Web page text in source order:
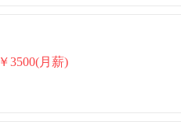
￥3500(月薪)